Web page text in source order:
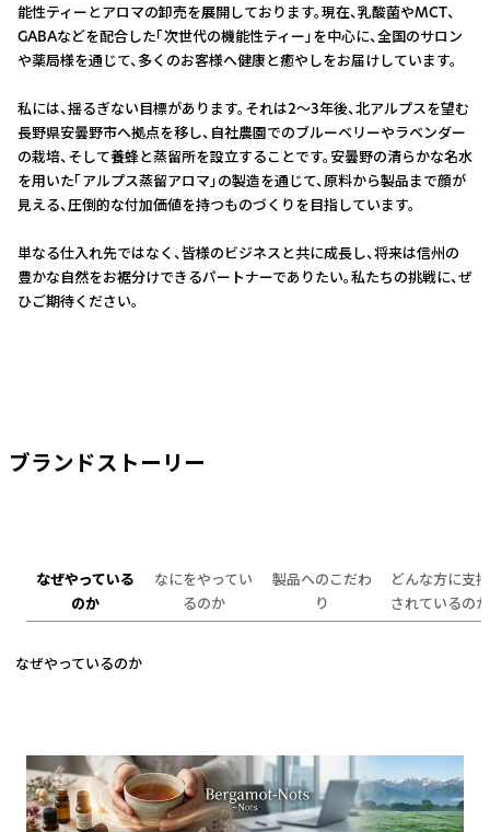
能性ティーとアロマの卸売を展開しております。現在、乳酸菌やMCT、
GABAなどを配合した「次世代の機能性ティー」を中心に、全国のサロン
や薬局様を通じて、多くのお客様へ健康と癒やしをお届けしています。
私には、揺るぎない目標があります。それは2〜3年後、北アルプスを望む
長野県安曇野市へ拠点を移し、自社農園でのブルーベリーやラベンダー
の栽培、そして養蜂と蒸留所を設立することです。安曇野の清らかな名水
を用いた「アルプス蒸留アロマ」の製造を通じて、原料から製品まで顔が
見える、圧倒的な付加価値を持つものづくりを目指しています。
単なる仕入れ先ではなく、皆様のビジネスと共に成長し、将来は信州の
豊かな自然をお裾分けできるパートナーでありたい。私たちの挑戦に、ぜ
ひご期待ください。
ブランドストーリー
なぜやっている
のか
なにをやってい
るのか
製品へのこだわ
り
どんな方に支持
されているのか
なぜやっているのか